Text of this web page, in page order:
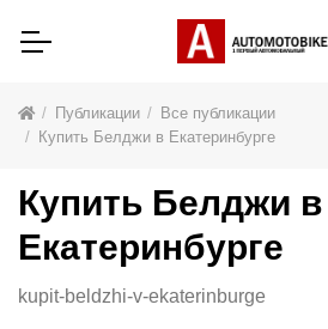
Публикации
Все публикации
Купить Белджи в Екатеринбурге
Купить Белджи в
Екатеринбурге
kupit-beldzhi-v-ekaterinburge